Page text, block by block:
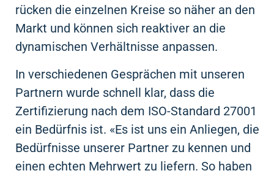
rücken die einzelnen Kreise so näher an den
Markt und können sich reaktiver an die
dynamischen Verhältnisse anpassen.
In verschiedenen Gesprächen mit unseren
Partnern wurde schnell klar, dass die
Zertifizierung nach dem ISO-Standard 27001
ein Bedürfnis ist. «Es ist uns ein Anliegen, die
Bedürfnisse unserer Partner zu kennen und
einen echten Mehrwert zu liefern. So haben